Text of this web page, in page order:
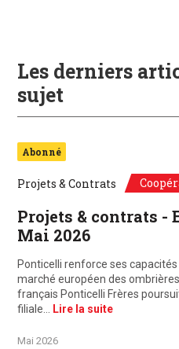
Les derniers
sujet
Abonné
Projets & Contrats
Projets & contrats
Mai 2026
Ponticelli renforce ses
marché européen des
français Ponticelli Frères
filiale…
Lire la suite
Mai 2026